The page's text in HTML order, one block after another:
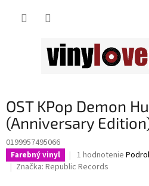
OST KPop Demon
(Anniversary
0199957495066
Farebný vinyl
Priemerné
hodnotenie
1 hodnotenie
Značka: Republic Records